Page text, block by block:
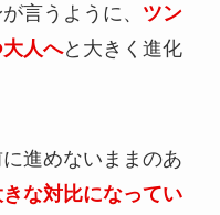
言うように、 ツン
人へと大きく進化
進めないままのあ
きな対比になってい